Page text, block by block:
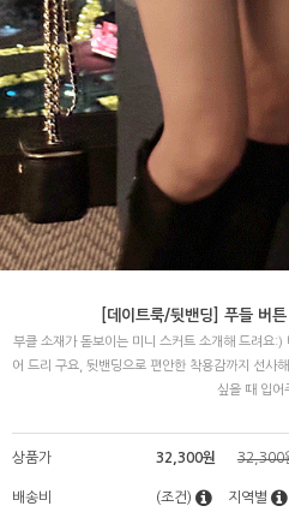
[데이트룩/뒷밴딩] 푸들 버
부클 소재가 돋보이는 미니 스커트 소개해 드려요:)
어 드리 구요, 뒷밴딩으로 편안한 착용감까지 선사
싶을 때 입어
상품가 32,300원 32,300
배송비 (조건) 지역별